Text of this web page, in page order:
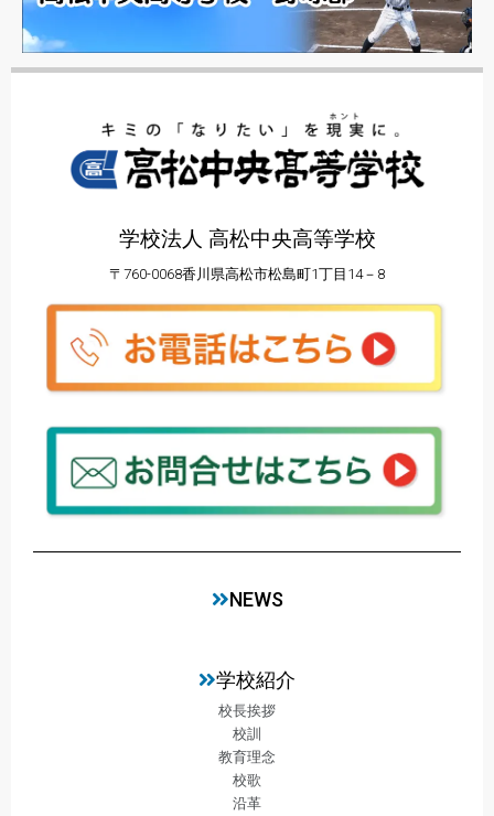
学校法人 高松中央高等学校
〒760-0068香川県高松市松島町1丁目14－8
NEWS
学校紹介
校長挨拶
校訓
教育理念
校歌
沿革